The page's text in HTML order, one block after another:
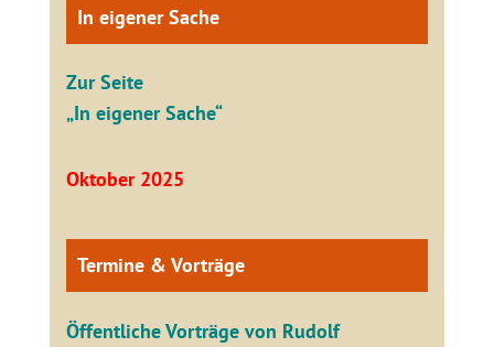
In eigener Sache
Zur Seite
„In eigener Sache“
Oktober 2025
Termine & Vorträge
Öffentliche Vorträge von Rudolf